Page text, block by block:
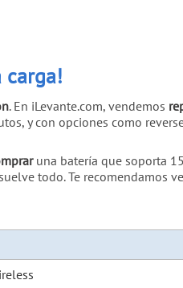
carga!
. En iLevante.com, vendemos
y con opciones como
una batería que soporta
todo. Te recomendamos